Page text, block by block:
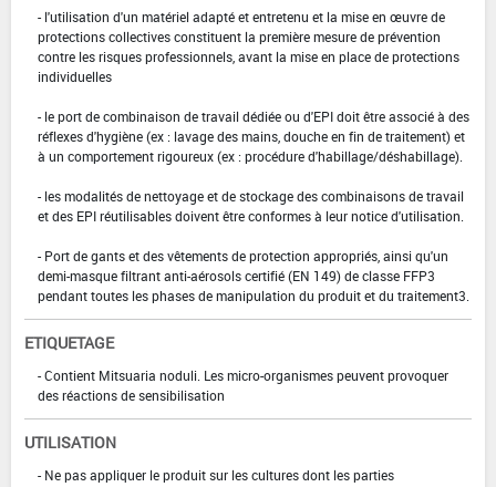
- l'utilisation d'un matériel adapté et entretenu et la mise en œuvre de
protections collectives constituent la première mesure de prévention
contre les risques professionnels, avant la mise en place de protections
individuelles
- le port de combinaison de travail dédiée ou d'EPI doit être associé à des
réflexes d'hygiène (ex : lavage des mains, douche en fin de traitement) et
à un comportement rigoureux (ex : procédure d'habillage/déshabillage).
- les modalités de nettoyage et de stockage des combinaisons de travail
et des EPI réutilisables doivent être conformes à leur notice d'utilisation.
- Port de gants et des vêtements de protection appropriés, ainsi qu'un
demi-masque filtrant anti-aérosols certifié (EN 149) de classe FFP3
pendant toutes les phases de manipulation du produit et du traitement3.
ETIQUETAGE
- Contient Mitsuaria noduli. Les micro-organismes peuvent provoquer
des réactions de sensibilisation
UTILISATION
- Ne pas appliquer le produit sur les cultures dont les parties